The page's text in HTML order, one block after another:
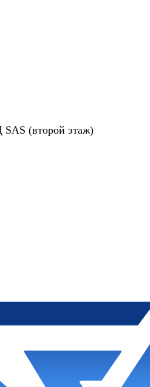
(второй этаж)